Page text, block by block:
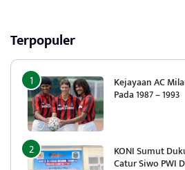
Terpopuler
Kejayaan AC
Pada 1987 – 1993
KONI Sumut
Catur Siwo PWI